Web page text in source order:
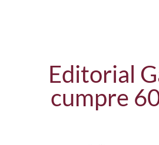
Editorial
cumpre